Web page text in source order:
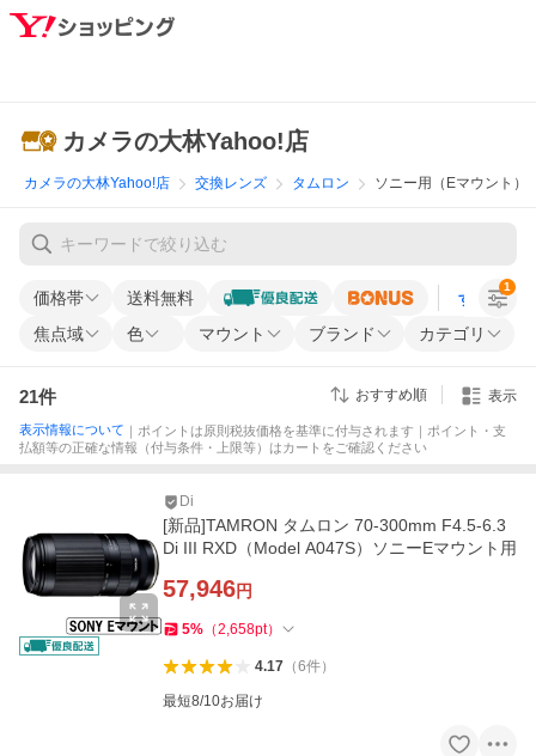
カメラの大林Yahoo!店
カメラの大林Yahoo!店 交換レンズ タムロン ソニー用（Eマウント）
価格帯 送料無料 すべての条
焦点域 色 マウント ブランド カテゴリ
1
21件 おすすめ順 表示
表示情報について ｜ポイントは原則税抜価格を基準に付与されます｜ポイント・支
払額等の正確な情報（付与条件・上限等）はカートをご確認ください
Di
[新品]TAMRON タムロン 70-300mm F4.5-6.3
Di III RXD（Model A047S）ソニーEマウント用
57,946円
5% （2,658pt）
4.17（6件）
最短8/10お届け